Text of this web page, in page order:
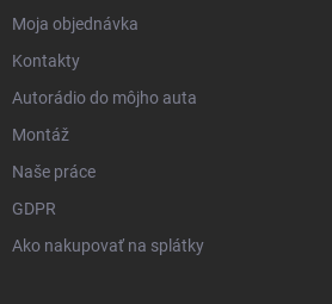
Moja objednávka
Kontakty
Autorádio do môjho auta
Montáž
Naše práce
GDPR
Ako nakupovať na splátky